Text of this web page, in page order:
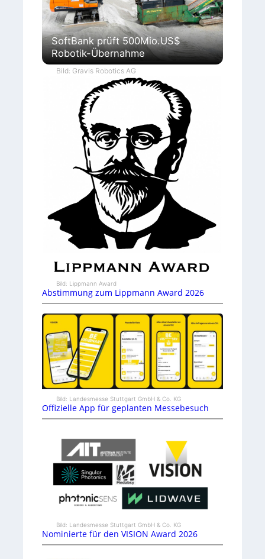
SoftBank prüft 500Mio.US$
Robotik-Übernahme
Bild: Gravis Robotics AG
Bild: Lippmann Award
Abstimmung zum Lippmann Award 2026
Bild: Landesmesse Stuttgart GmbH & Co. KG
Offizielle App für geplanten Messebesuch
Bild: Landesmesse Stuttgart GmbH & Co. KG
Nominierte für den VISION Award 2026